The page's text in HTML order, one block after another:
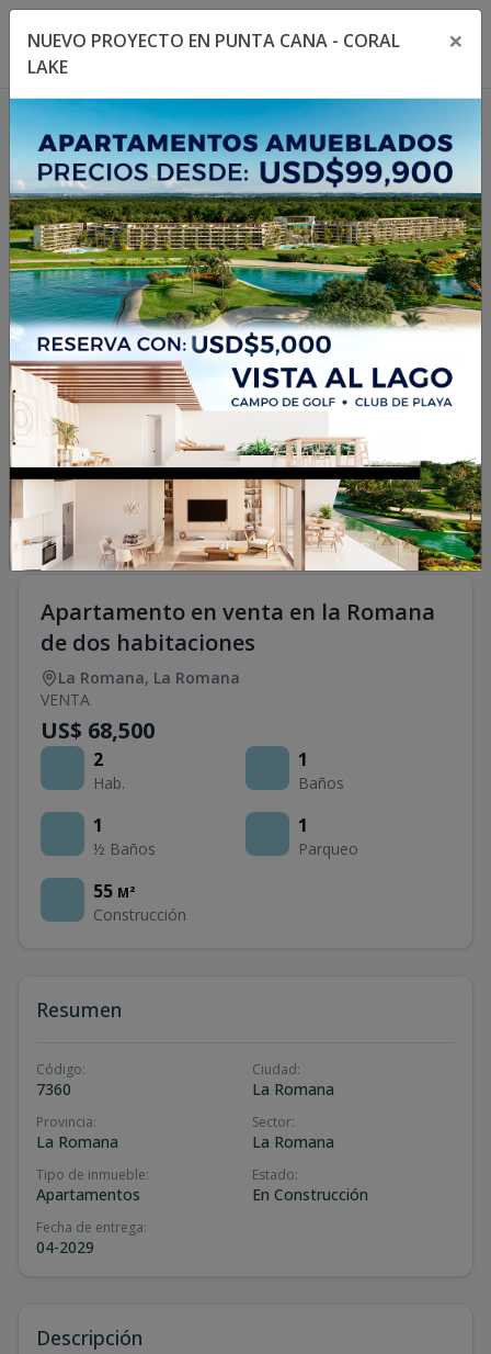
Toggle navigation menu
1/6
Apartamento en venta en la Romana
de dos habitaciones
La Romana, La Romana
VENTA
US$ 68,500
2
Hab.
1
Baños
1
½ Baños
1
Parqueo
55 M²
Construcción
Resumen
Código:
7360
Ciudad:
La Romana
Provincia:
La Romana
Sector:
La Romana
Tipo de inmueble:
Apartamentos
Estado:
En Construcción
Fecha de entrega:
04-2029
Descripción
NUEVO PROYECTO EN PUNTA CANA - CORAL
LAKE
×